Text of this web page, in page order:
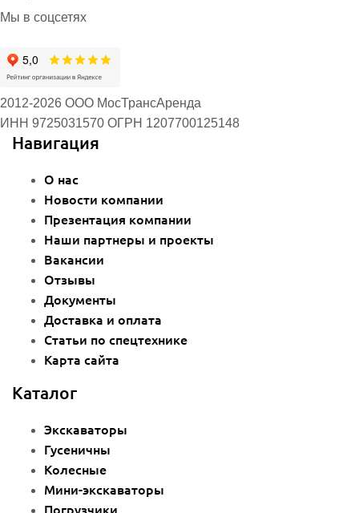
Мы в соцсетях
2012-2026 ООО МосТрансАренда
ИНН 9725031570 ОГРН 1207700125148
Навигация
О нас
Новости компании
Презентация компании
Наши партнеры и проекты
Вакансии
Отзывы
Документы
Доставка и оплата
Статьи по спецтехнике
Карта сайта
Каталог
Экскаваторы
Гусеничны
Колесные
Мини-экскаваторы
Погрузчики